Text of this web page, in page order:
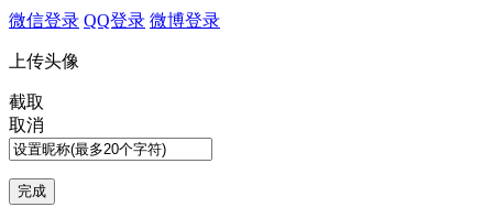
微信登录 QQ登录 微博登录
上传头像
截取
取消